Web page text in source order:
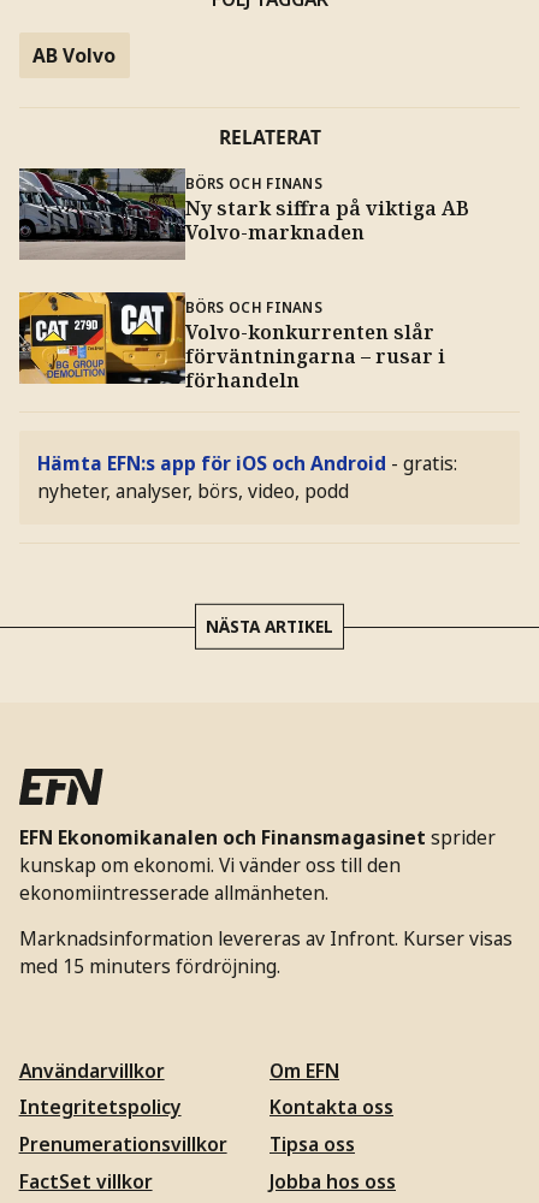
AB Volvo
RELATERAT
BÖRS OCH FINANS
Ny stark siffra på viktiga AB
Volvo-marknaden
BÖRS OCH FINANS
Volvo-konkurrenten slår
förväntningarna – rusar i
förhandeln
Hämta EFN:s app för iOS och Android - gratis:
nyheter, analyser, börs, video, podd
NÄSTA ARTIKEL
EFN Ekonomikanalen och Finansmagasinet sprider
kunskap om ekonomi. Vi vänder oss till den
ekonomiintresserade allmänheten.
Marknadsinformation levereras av Infront. Kurser visas
med 15 minuters fördröjning.
Användarvillkor
Integritetspolicy
Prenumerationsvillkor
FactSet villkor
Om EFN
Kontakta oss
Tipsa oss
Jobba hos oss